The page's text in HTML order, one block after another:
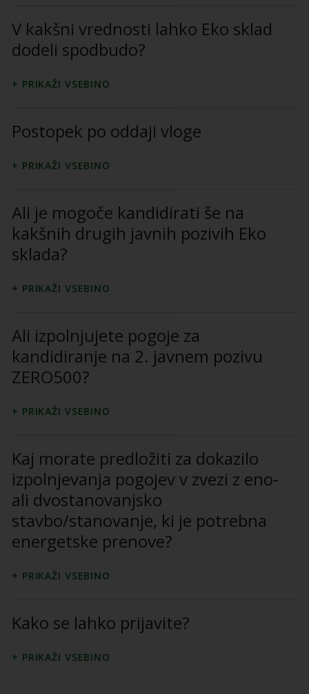
V kakšni vrednosti lahko Eko sklad
dodeli spodbudo?
Postopek po oddaji vloge
Ali je mogoče kandidirati še na
kakšnih drugih javnih pozivih Eko
sklada?
Ali izpolnjujete pogoje za
kandidiranje na 2. javnem pozivu
ZERO500?
Kaj morate predložiti za dokazilo
izpolnjevanja pogojev v zvezi z eno-
ali dvostanovanjsko
stavbo/stanovanje, ki je potrebna
energetske prenove?
Kako se lahko prijavite?